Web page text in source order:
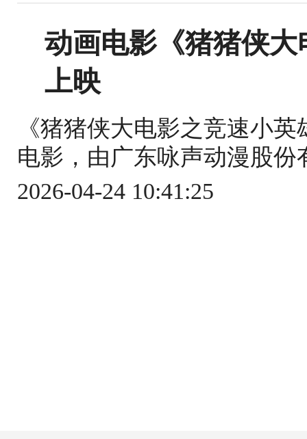
动画电影《猪猪侠
上映
《猪猪侠大电影之竞速小
电影，由广东咏声动漫股
2026-04-24 10:41:25